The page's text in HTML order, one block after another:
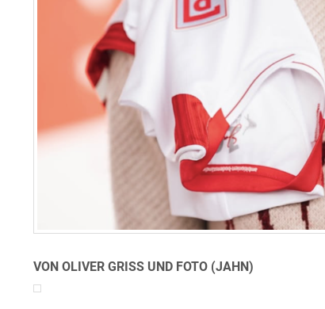
VON OLIVER GRISS UND FOTO (JAHN)